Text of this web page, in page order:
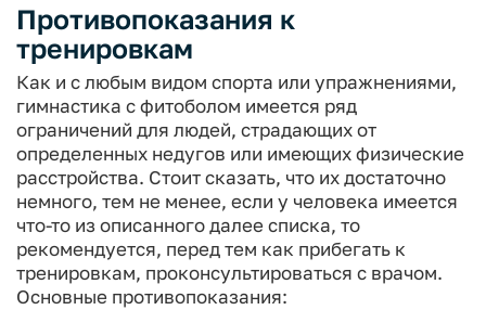
Противопоказания к
тренировкам
Как и с любым видом спорта или упражнениями,
гимнастика с фитоболом имеется ряд
ограничений для людей, страдающих от
определенных недугов или имеющих физические
расстройства. Стоит сказать, что их достаточно
немного, тем не менее, если у человека имеется
что-то из описанного далее списка, то
рекомендуется, перед тем как прибегать к
тренировкам, проконсультироваться с врачом.
Основные противопоказания: